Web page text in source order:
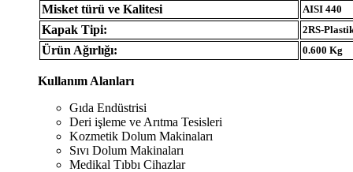
Misket türü ve Kalitesi AISI 440
Kapak Tipi: 2RS-
Ürün Ağırlığı: 0.600 Kg
Kullanım Alanları
Gıda Endüstrisi
Deri işleme ve Arıtma Tesisleri
Kozmetik Dolum Makinaları
Sıvı Dolum Makinaları
Medikal Tıbbı Cihazlar